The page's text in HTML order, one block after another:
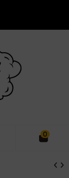
0